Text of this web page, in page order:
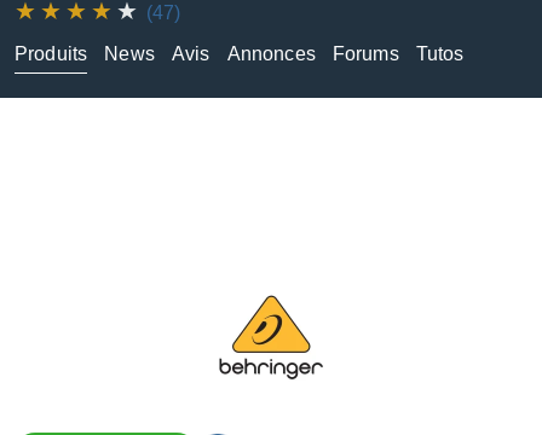
(47)
Produits
News Avis Annonces Forums Tutos